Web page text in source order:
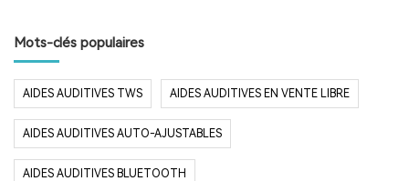
Mots-clés populaires
AIDES AUDITIVES TWS AIDES AUDITIVES EN VENTE LIBRE
AIDES AUDITIVES AUTO-AJUSTABLES
AIDES AUDITIVES BLUETOOTH